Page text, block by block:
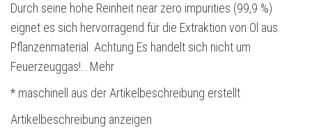
Durch seine hohe Reinheit near zero impurities (99,9 %)
eignet es sich hervorragend für die Extraktion von Öl aus
Pflanzenmaterial. Achtung Es handelt sich nicht um
Feuerzeuggas!… Mehr
* maschinell aus der Artikelbeschreibung erstellt
Artikelbeschreibung anzeigen